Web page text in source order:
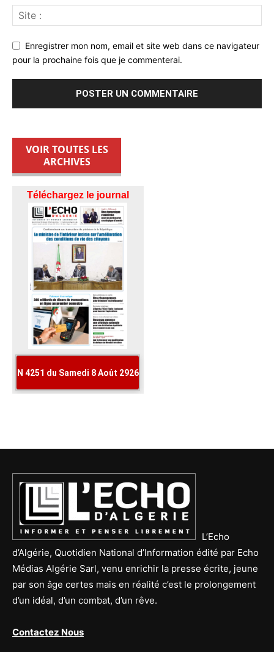
Enregistrer mon nom, email et site web dans ce navigateur
pour la prochaine fois que je commenterai.
VOIR TOUTES LES
ARCHIVES
L’Echo
d’Algérie, Quotidien National d’Information édité par Echo
Médias Algérie Sarl, venu enrichir la presse écrite, jeune
par son âge certes mais en réalité c’est le prolongement
d’un idéal, d’un combat, d’un rêve.
Contactez Nous